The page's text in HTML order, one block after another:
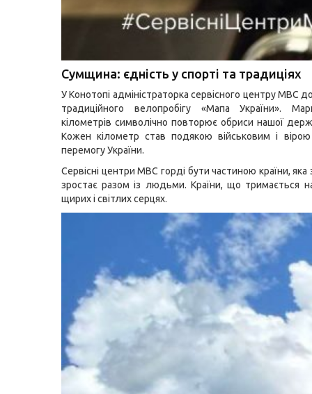
Сумщина: єдність у спорті та традиціях
У Конотопі адміністраторка сервісного центру МВС
традиційного велопробігу «Мапа України».
кілометрів символічно повторює обриси нашої
Кожен кілометр став подякою військовим і
перемогу України.
Сервісні центри МВС горді бути частиною країни, яка
зростає разом із людьми. Країни, що тримається
щирих і світлих серцях.